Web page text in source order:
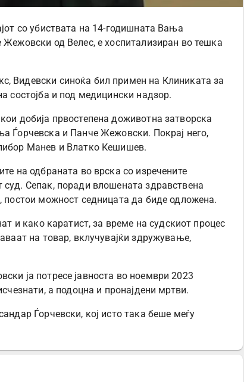
со убиствата на 14-годишната Вања
од Велес, е хоспитализиран во тешка
Видевски синоќа бил примен на Клиниката за
состојба и под медицински надзор.
добија првостепена доживотна затворска
Ѓорчевска и Панче Жежовски. Покрај него,
Манев и Влатко Кешишев.
на одбраната во врска со изречените
Сепак, поради влошената здравствена
постои можност седницата да биде одложена.
и како каратист, за време на судскиот процес
на товар, вклучувајќи здружување,
ја потресе јавноста во ноември 2023
а подоцна и пронајдени мртви.
Ѓорчевски, кој исто така беше меѓу